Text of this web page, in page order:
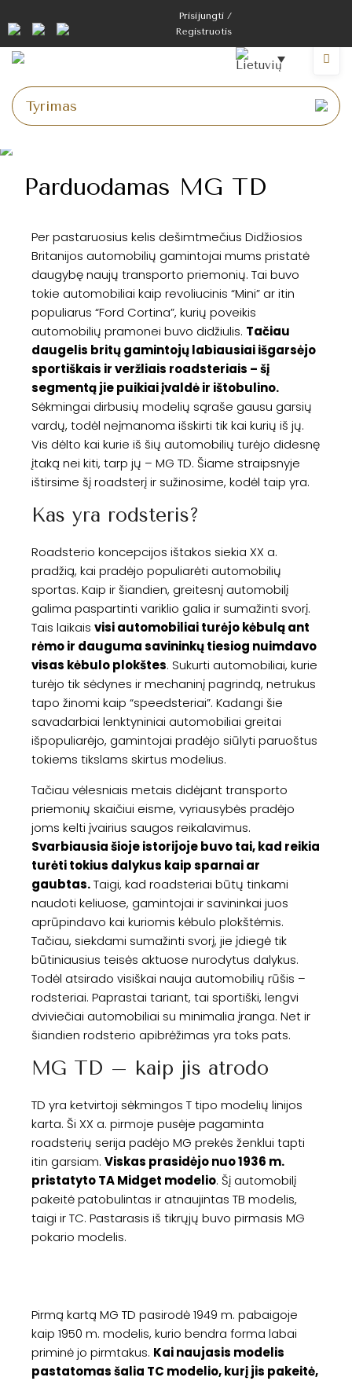
Prisijungti /
Registruotis
Parduodamas MG TD
Per pastaruosius kelis dešimtmečius Didžiosios
Britanijos automobilių gamintojai mums pristatė
daugybę naujų transporto priemonių. Tai buvo
tokie automobiliai kaip revoliucinis “Mini” ar itin
populiarus “Ford Cortina”, kurių poveikis
automobilių pramonei buvo didžiulis. Tačiau
daugelis britų gamintojų labiausiai išgarsėjo
sportiškais ir veržliais roadsteriais – šį
segmentą jie puikiai įvaldė ir ištobulino.
Sėkmingai dirbusių modelių sąraše gausu garsių
vardų, todėl neįmanoma išskirti tik kai kurių iš jų.
Vis dėlto kai kurie iš šių automobilių turėjo didesnę
įtaką nei kiti, tarp jų – MG TD. Šiame straipsnyje
ištirsime šį roadsterį ir sužinosime, kodėl taip yra.
Kas yra rodsteris?
Roadsterio koncepcijos ištakos siekia XX a.
pradžią, kai pradėjo populiarėti automobilių
sportas. Kaip ir šiandien, greitesnį automobilį
galima paspartinti variklio galia ir sumažinti svorį.
Tais laikais visi automobiliai turėjo kėbulą ant
rėmo ir dauguma savininkų tiesiog nuimdavo
visas kėbulo plokštes. Sukurti automobiliai, kurie
turėjo tik sėdynes ir mechaninį pagrindą, netrukus
tapo žinomi kaip “speedsteriai”. Kadangi šie
savadarbiai lenktyniniai automobiliai greitai
išpopuliarėjo, gamintojai pradėjo siūlyti paruoštus
tokiems tikslams skirtus modelius.
Tačiau vėlesniais metais didėjant transporto
priemonių skaičiui eisme, vyriausybės pradėjo
joms kelti įvairius saugos reikalavimus.
Svarbiausia šioje istorijoje buvo tai, kad reikia
turėti tokius dalykus kaip sparnai ar
gaubtas.Taigi, kad roadsteriai būtų tinkami
naudoti keliuose, gamintojai ir savininkai juos
aprūpindavo kai kuriomis kėbulo plokštėmis.
Tačiau, siekdami sumažinti svorį, jie įdiegė tik
būtiniausius teisės aktuose nurodytus dalykus.
Todėl atsirado visiškai nauja automobilių rūšis –
rodsteriai. Paprastai tariant, tai sportiški, lengvi
dviviečiai automobiliai su minimalia įranga. Net ir
šiandien rodsterio apibrėžimas yra toks pats.
MG TD – kaip jis atrodo
TD yra ketvirtoji sėkmingos T tipo modelių linijos
karta. Ši XX a. pirmoje pusėje pagaminta
roadsterių serija padėjo MG prekės ženklui tapti
itin garsiam. Viskas prasidėjo nuo 1936 m.
pristatyto TA Midget modelio. Šį automobilį
pakeitė patobulintas ir atnaujintas TB modelis,
taigi ir TC. Pastarasis iš tikrųjų buvo pirmasis MG
pokario modelis.
Pirmą kartą MG TD pasirodė 1949 m. pabaigoje
kaip 1950 m. modelis, kurio bendra forma labai
priminė jo pirmtakus. Kai naujasis modelis
pastatomas šalia TC modelio, kurį jis pakeitė,